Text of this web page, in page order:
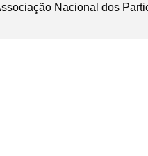
Nacional dos